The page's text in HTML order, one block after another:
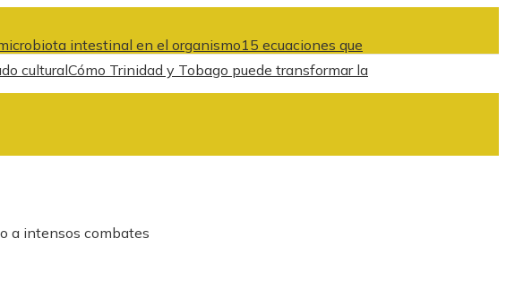
intestinal en el organismo15 ecuaciones que
culturalCómo Trinidad y Tobago puede transformar la
a intensos combates